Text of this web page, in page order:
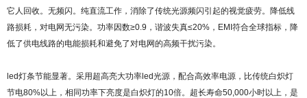
它人回收。无频闪。纯直流工作，消除了传统光源频闪引起的视觉疲劳。降低线
路损耗，对电网无污染。功率因数≥0.9，谐波失真≤20%，EMI符合全球指标，降
低了供电线路的电能损耗和避免了对电网的高频干扰污染。
led灯条节能显著。采用超高亮大功率led光源，配合高效率电源，比传统白炽灯
节电80%以上，相同功率下亮度是白炽灯的10倍。超长寿命50,000小时以上，是